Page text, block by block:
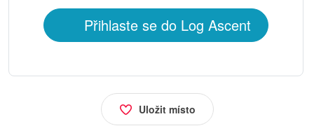
Přihlaste se do Log Ascent
Uložit místo